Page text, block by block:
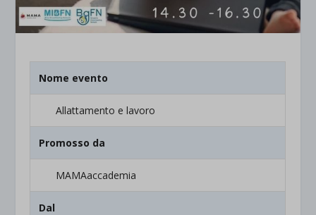
Nome evento
Allattamento e lavoro
Promosso da
MAMAaccademia
Dal